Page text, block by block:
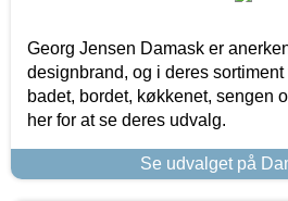
Georg Jensen Damask er
designbrand, og i deres sortiment
badet, bordet, køkkenet, sengen
her for at se deres udvalg.
Se udvalget på